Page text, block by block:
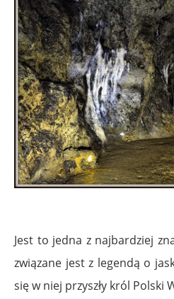
Jest to jedna z najbardziej
związane jest z legendą o
się w niej przyszły król Polski